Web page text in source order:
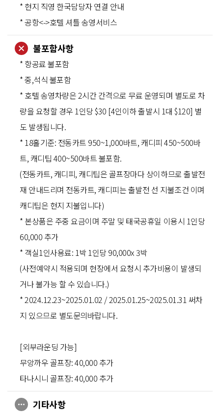
* 현지 직영 한국담당자 연결 안내
* 공항<->호텔 셔틀 송영서비스
불포함사항
* 항공료 불포함
* 중,석식 불포함
* 호텔 송영차량은 2시간 간격으로 무료 운영되며 별도로 차
량을 요청할 경우 1인당 $30 [4인이하 출발시 1대 $120] 별
도 발생됩니다.
* 18홀기준: 전동카트 950~1,000바트, 캐디피 450~500바
트, 캐디팁 400~500바트 불포함.
(전동카트, 캐디피, 캐디팁은 골프장마다 상이하므로 출발전
재 안내드리며 전동카트, 캐디피는 출발전 선 지불조건 이며
캐디팁은 현지 지불입니다)
* 본상품은 주중 요금이며 주말 및 태국공휴일 이용시 1인당
60,000 추가
* 객실1인사용료: 1박 1인당 90,000x 3박
(사전예약시 적용되며 현장에서 요청시 추가비용이 발생되
거나 불가능 할 수 있습니다.)
* 2024.12.23~2025.01.02 / 2025.01.25~2025.01.31 써차
지 있으므로 별도문의바랍니다.
[외부라운딩 가능]
무앙까우 골프장: 40,000 추가
타나시니 골프장: 40,000 추가
기타사항